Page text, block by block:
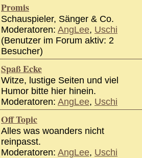
Promis
Schauspieler, Sänger & Co.
Moderatoren: AngLee, Uschi
(Benutzer im Forum aktiv: 2
Besucher)
Spaß Ecke
Witze, lustige Seiten und viel
Humor bitte hier hinein.
Moderatoren: AngLee, Uschi
Off Topic
Alles was woanders nicht
reinpasst.
Moderatoren: AngLee, Uschi